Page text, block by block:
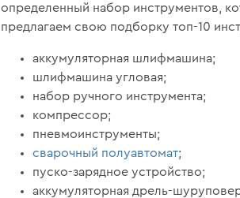
определенный набор инструментов,
предлагаем свою подборку топ-10
аккумуляторная шлифмашина;
шлифмашина угловая;
набор ручного инструмента;
компрессор;
пневмоинструменты;
сварочный полуавтомат;
пуско-зарядное устройство;
аккумуляторная дрель-